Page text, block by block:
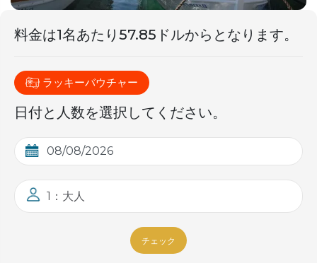
料金は1名あたり57.85ドルからとなり ます。
ラッキーバウチャー
日付と人数を選択してください。
1：大人
チェック